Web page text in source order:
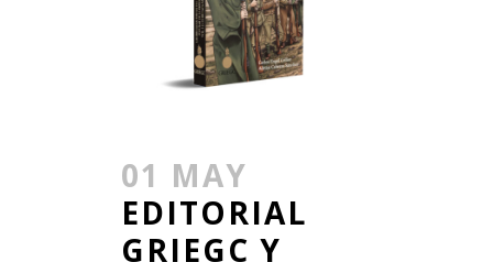
01 MAY
EDITORIAL
GRIEGC Y